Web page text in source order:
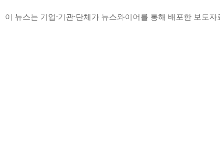
이 뉴스는 기업·기관·단체가 뉴스와이어를 통해 배포한 보도